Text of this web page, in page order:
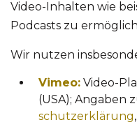
Video-Inhalten wie
Podcasts zu
Wir nutzen
Vimeo: Video-
(USA); Angaben
schutzerklärung,